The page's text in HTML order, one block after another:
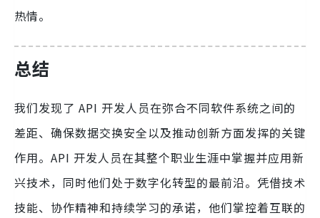
热情。
总结
我们发现了 API 开发人员在弥合不同软件系统之间的
差距、确保数据交换安全以及推动创新方面发挥的关键
作用。API 开发人员在其整个职业生涯中掌握并应用新
兴技术，同时他们处于数字化转型的最前沿。凭借技术
技能、协作精神和持续学习的承诺，他们掌控着互联的